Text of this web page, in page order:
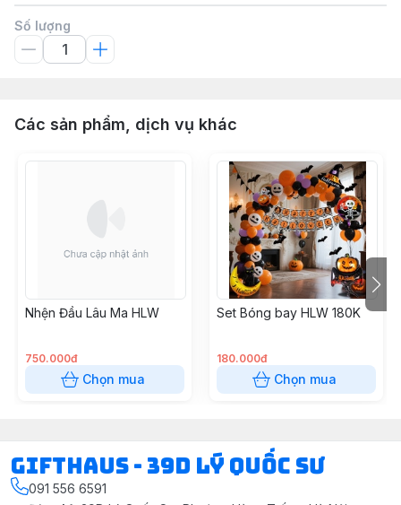
Số lượng
Các sản phẩm, dịch vụ khác
Nhện Đầu Lâu Ma HLW
750.000đ
Chọn mua
Set Bóng bay HLW 180K
180.000đ
Chọn mua
Gifthaus - 39D Lý Quốc Sư
091 556 6591